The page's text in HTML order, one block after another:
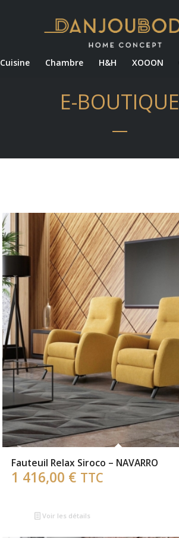
Cuisine Chambre H&H XOOON
E-BOUTIQUE
Fauteuil Relax Siroco – NAVARRO
1 416,00 € TTC
Voir les détails